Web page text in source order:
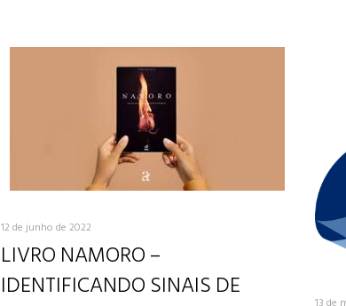
12 de junho de 2022
LIVRO NAMORO –
IDENTIFICANDO SINAIS DE